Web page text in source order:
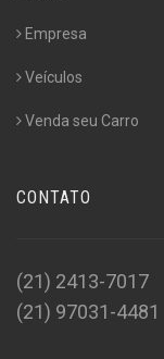
Empresa
Veículos
Venda seu Carro
CONTATO
(21) 2413-7017
(21) 97031-4481